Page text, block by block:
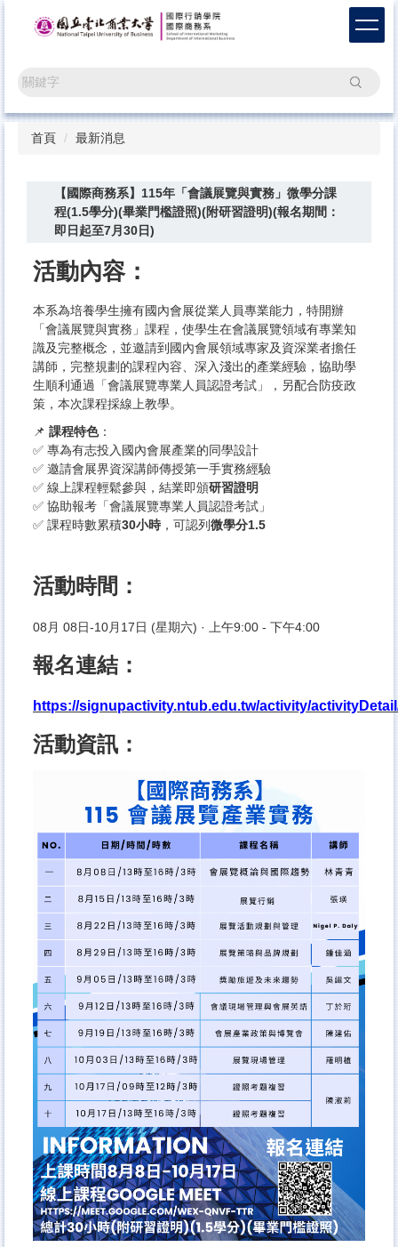
區
搜尋
首頁 最新消息
【國際商務系】115年「會議展覽與實務」微學分課
程(1.5學分)(畢業門檻證照)(附研習證明)(報名期間：
即日起至7月30日)
活動內容：
本系為培養學生擁有國內會展從業人員專業能力，特開辦
「會議展覽與實務」課程，使學生在會議展覽領域有專業知
識及完整概念，並邀請到國內會展領域專家及資深業者擔任
講師，完整規劃的課程內容、深入淺出的產業經驗，協助學
生順利通過「會議展覽專業人員認證考試」，另配合防疫政
策，本次課程採線上教學。
📌 課程特色：
✅ 專為有志投入國內會展產業的同學設計
✅ 邀請會展界資深講師傳授第一手實務經驗
✅ 線上課程輕鬆參與，結業即頒研習證明
✅ 協助報考「會議展覽專業人員認證考試」
✅ 課程時數累積30小時 ，可認列微學分1.5
活動時間：
08月 08日-10月17日 (星期六) · 上午9:00 - 下午4:00
報名連結：
https://signupactivity.ntub.edu.tw/activity/
活動資訊：